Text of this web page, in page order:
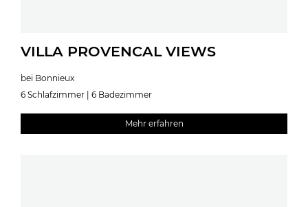
VILLA PROVENCAL VIEWS
bei Bonnieux
6 Schlafzimmer | 6 Badezimmer
Mehr erfahren